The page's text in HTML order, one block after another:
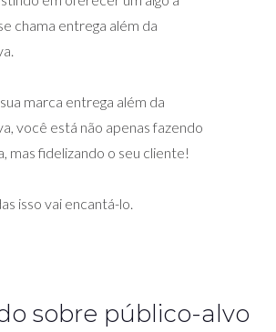
chama entrega além da
marca entrega além da
você está não apenas fazendo
mas fidelizando o seu cliente!
isso vai encantá-lo.
sobre público-alvo